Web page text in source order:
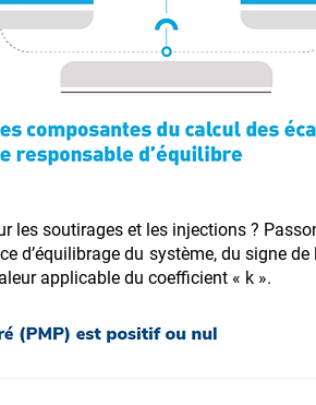
les soutirages et les injections ?
d’équilibrage du système, du signe
applicable du coefficient « k ».